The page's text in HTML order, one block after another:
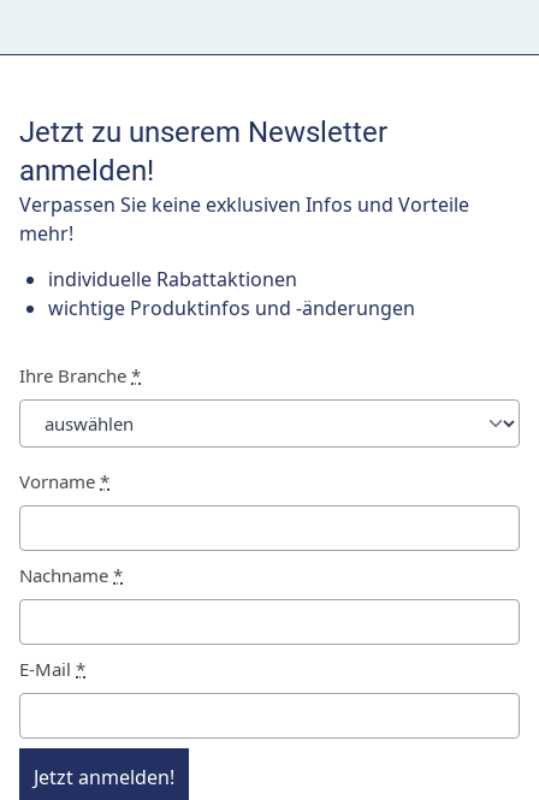
Jetzt zu unserem Newsletter
anmelden!
Verpassen Sie keine exklusiven Infos und Vorteile
mehr!
individuelle Rabattaktionen
wichtige Produktinfos und -änderungen
Ihre Branche *
Vorname *
Nachname *
E-Mail *
Jetzt anmelden!